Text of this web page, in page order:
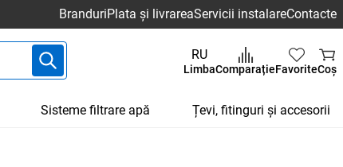
BranduriPlata și livrareaServicii instalareContacte
RU
LimbaComparațieFavoriteCoș
Sisteme filtrare apă Țevi, fitinguri și accesorii